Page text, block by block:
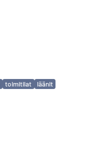
toimitilat
läänit